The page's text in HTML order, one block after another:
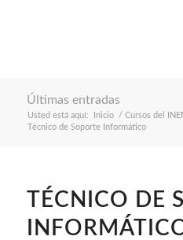
Últimas entradas
Usted está aquí: Inicio / Cursos del
Técnico de Soporte Informático
TÉCNICO DE